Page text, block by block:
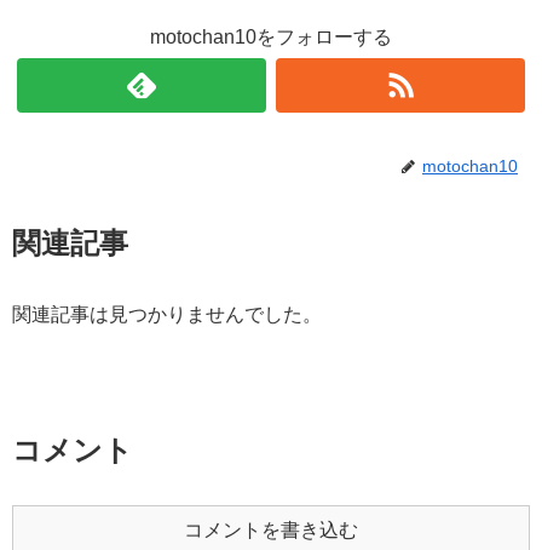
motochan10をフォローする
motochan10
関連記事
関連記事は見つかりませんでした。
コメント
コメントを書き込む